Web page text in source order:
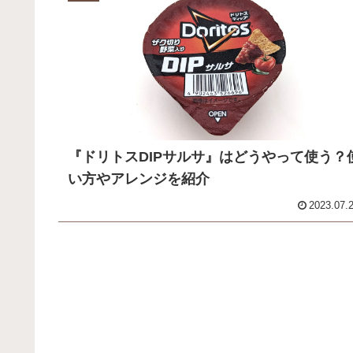
『ドリトスDIPサルサ』はどうやって使う？
い方やアレンジを紹介